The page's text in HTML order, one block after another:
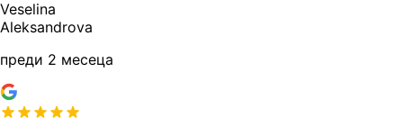
Veselina
Aleksandrova
преди 2 месеца